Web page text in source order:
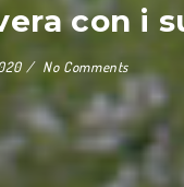
con i
No Comments